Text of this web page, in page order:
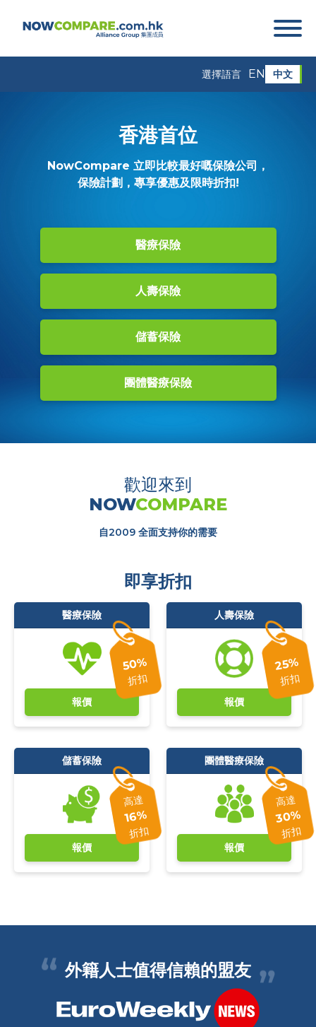
選擇語言 EN 中文
香港首位
NowCompare 立即比較最好嘅保險公司，
保險計劃，專享優惠及限時折扣!
醫療保險
人壽保險
儲蓄保險
團體醫療保險
歡迎來到
NOWCOMPARE
自2009 全面支持你的需要
即享折扣
醫療保險
50%
折扣
報價
人壽保險
25%
折扣
報價
儲蓄保險
高達
16%
折扣
報價
團體醫療保險
高達
30%
折扣
報價
外籍人士值得信賴的盟友